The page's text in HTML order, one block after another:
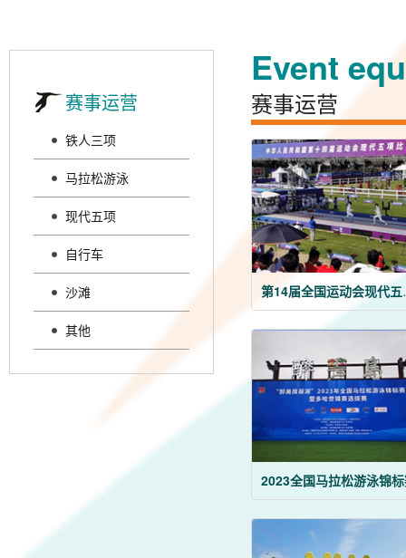
赛事运营
铁人三项
马拉松游泳
现代五项
自行车
沙滩
其他
Event
赛事运营
第14
2023全国马拉松游泳锦